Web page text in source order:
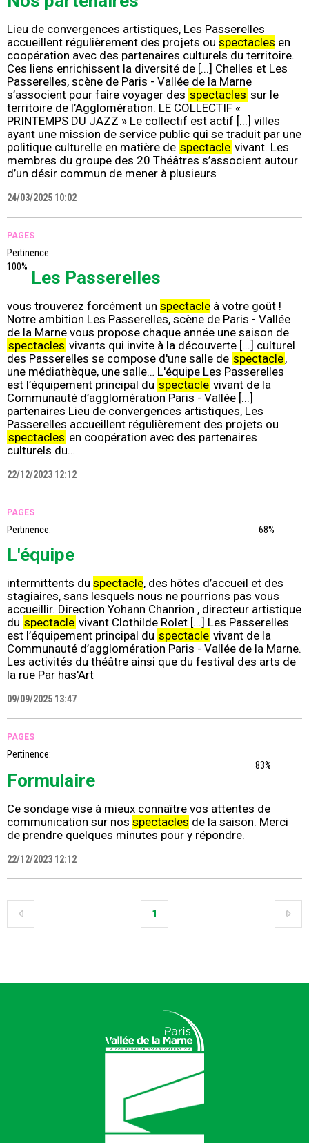
Lieu de convergences artistiques, Les Passerelles
accueillent régulièrement des projets ou spectacles en
coopération avec des partenaires culturels du territoire.
Ces liens enrichissent la diversité de [...] Chelles et Les
Passerelles, scène de Paris - Vallée de la Marne
s’associent pour faire voyager des spectacles sur le
territoire de l’Agglomération. LE COLLECTIF «
PRINTEMPS DU JAZZ » Le collectif est actif [...] villes
ayant une mission de service public qui se traduit par une
politique culturelle en matière de spectacle vivant. Les
membres du groupe des 20 Théâtres s’associent autour
d’un désir commun de mener à plusieurs
24/03/2025 10:02
PAGES
Pertinence:
100%
Les Passerelles
vous trouverez forcément un spectacle à votre goût !
Notre ambition Les Passerelles, scène de Paris - Vallée
de la Marne vous propose chaque année une saison de
spectacles vivants qui invite à la découverte [...] culturel
des Passerelles se compose d'une salle de spectacle,
une médiathèque, une salle… L'équipe Les Passerelles
est l’équipement principal du spectacle vivant de la
Communauté d’agglomération Paris - Vallée [...]
partenaires Lieu de convergences artistiques, Les
Passerelles accueillent régulièrement des projets ou
spectacles en coopération avec des partenaires
culturels du…
22/12/2023 12:12
PAGES
Pertinence: 68%
L'équipe
intermittents du spectacle, des hôtes d’accueil et des
stagiaires, sans lesquels nous ne pourrions pas vous
accueillir. Direction Yohann Chanrion , directeur artistique
du spectacle vivant Clothilde Rolet [...] Les Passerelles
est l’équipement principal du spectacle vivant de la
Communauté d’agglomération Paris - Vallée de la Marne.
Les activités du théâtre ainsi que du festival des arts de
la rue Par has'Art
09/09/2025 13:47
PAGES
Pertinence:
83%
Formulaire
Ce sondage vise à mieux connaître vos attentes de
communication sur nos spectacles de la saison. Merci
de prendre quelques minutes pour y répondre.
22/12/2023 12:12
1